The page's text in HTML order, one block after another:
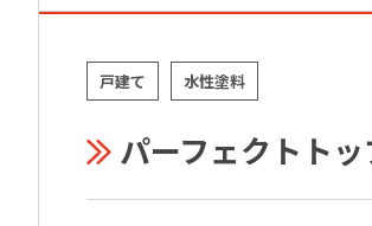
戸建て 水性塗料
パーフェクトト